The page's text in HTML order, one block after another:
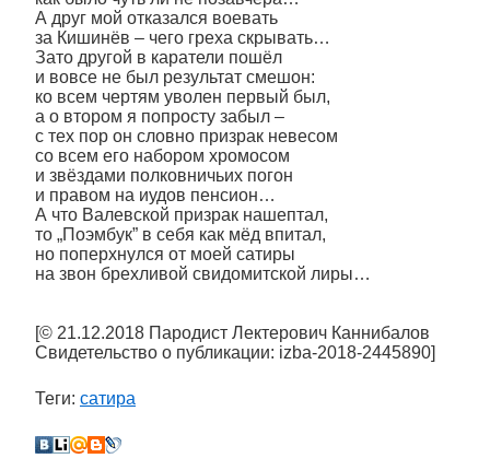
А друг мой отказался воевать
за Кишинёв – чего греха скрывать…
Зато другой в каратели пошёл
и вовсе не был результат смешон:
ко всем чертям уволен первый был,
а о втором я попросту забыл –
с тех пор он словно призрак невесом
со всем его набором хромосом
и звёздами полковничьих погон
и правом на иудов пенсион…
А что Валевской призрак нашептал,
то „Поэмбук” в себя как мёд впитал,
но поперхнулся от моей сатиры
на звон брехливой свидомитской лиры…
[© 21.12.2018 Пародист Лектерович Каннибалов
Свидетельство о публикации: izba-2018-2445890]
Теги: сатира